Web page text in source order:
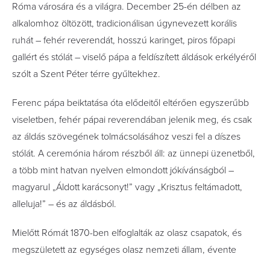
Róma városára és a világra. December 25-én délben az
alkalomhoz öltözött, tradicionálisan úgynevezett korális
ruhát – fehér reverendát, hosszú karinget, piros főpapi
gallért és stólát – viselő pápa a feldíszített áldások erkélyéről
szólt a Szent Péter térre gyűltekhez.
Ferenc pápa beiktatása óta elődeitől eltérően egyszerűbb
viseletben, fehér pápai reverendában jelenik meg, és csak
az áldás szövegének tolmácsolásához veszi fel a díszes
stólát. A ceremónia három részből áll: az ünnepi üzenetből,
a több mint hatvan nyelven elmondott jókívánságból –
magyarul „Áldott karácsonyt!” vagy „Krisztus feltámadott,
alleluja!” – és az áldásból.
Mielőtt Rómát 1870-ben elfoglalták az olasz csapatok, és
megszületett az egységes olasz nemzeti állam, évente